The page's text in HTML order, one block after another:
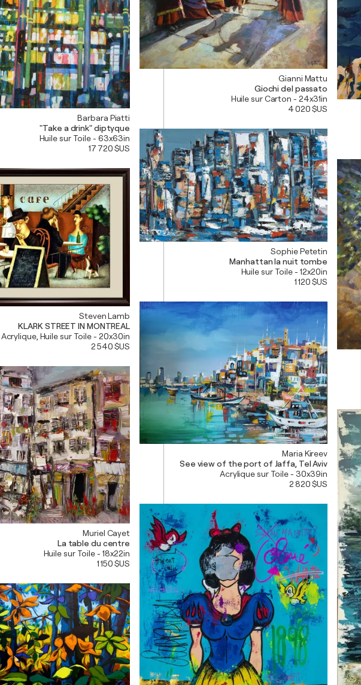
Barbara Piatti
"Take a drink" diptyque
Huile sur Toile - 63x63in
17 720 $US
Steven Lamb
KLARK STREET IN MONTREAL
Acrylique, Huile sur Toile - 20x30in
2 540 $US
Muriel Cayet
La table du centre
Huile sur Toile - 18x22in
1 150 $US
Gianni Mattu
Giochi del passato
Huile sur Carton - 24x31in
4 020 $US
Sophie Petetin
Manhattan la nuit tombe
Huile sur Toile - 12x20in
1 120 $US
Maria Kireev
See view of the port of Jaffa, Tel Aviv
Acrylique sur Toile - 30x39in
2 820 $US